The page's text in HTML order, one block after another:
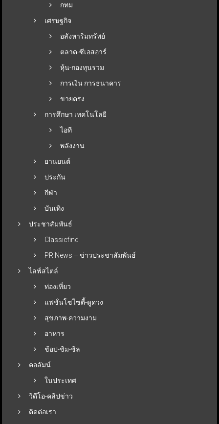
กทม
เศรษฐกิจ
อสังหาริมทรัพย์
ตลาด-ซีเอสอาร์
หุ้น-กองทุนรวม
การเงิน การธนาคาร
ขายตรง
การศึกษา เทคโนโลยี
ไอที
พลังงาน
ยานยนต์
ประกัน
กีฬา
บันเทิง
ประชาสัมพันธ์
Classicfind
PR News – ข่าวประชาสัมพันธ์
ไลฟ์สไตล์
ท่องเที่ยว
แฟชั่นโซไซตี้-ดูดวง
สุขภาพ-ความงาม
อาหาร
ช้อป-ชิม-ชิล
คอลัมน์
ในประเทศ
วิดีโอ-คลิปข่าว
ติดต่อเรา